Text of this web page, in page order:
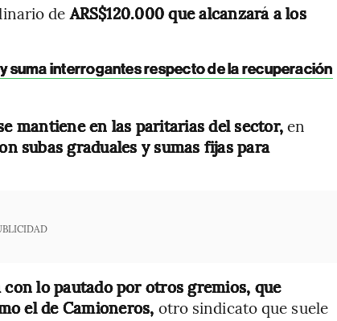
deARS$120.000 que alcanzará a los
suma interrogantes respecto de la recuperación
mantiene en las paritarias del sector,en
subas graduales y sumas fijas para
lo pautado por otros gremios, que
el de Camioneros, otro sindicato que suele